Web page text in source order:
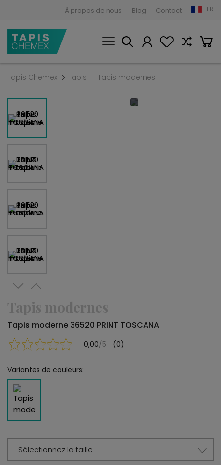
À propos de nous Blog Contact FR
Tapis Chemex Tapis Tapis modernes
Tapis modernes
Tapis moderne 36520 PRINT TOSCANA
0,00/5 (0)
Variantes de couleurs:
Sélectionnez la taille